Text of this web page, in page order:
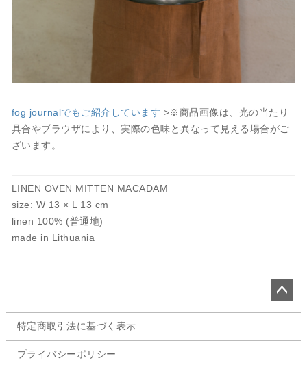
fog journalでもご紹介しています >※商品画像は、光の当たり
具合やブラウザにより、実際の色味と異なって見える場合がご
ざいます。
LINEN OVEN MITTEN MACADAM
size: W 13 × L 13 cm
linen 100% (普通地)
made in Lithuania
ペー
ップ
特定商取引法に基づく表示
プライバシーポリシー